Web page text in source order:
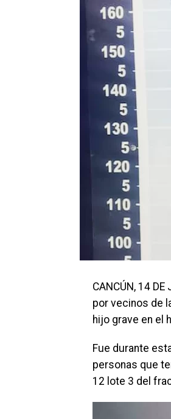
CANCÚN, 14
por vecinos de
hijo grave en el
Fue durante
personas que
12 lote 3 del